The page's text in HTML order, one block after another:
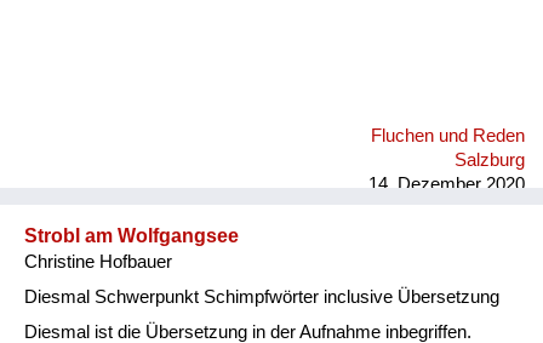
Fluchen und Reden
Salzburg
14. Dezember 2020
Strobl am Wolfgangsee
Christine Hofbauer
Diesmal Schwerpunkt Schimpfwörter inclusive Übersetzung
Diesmal ist die Übersetzung in der Aufnahme inbegriffen.